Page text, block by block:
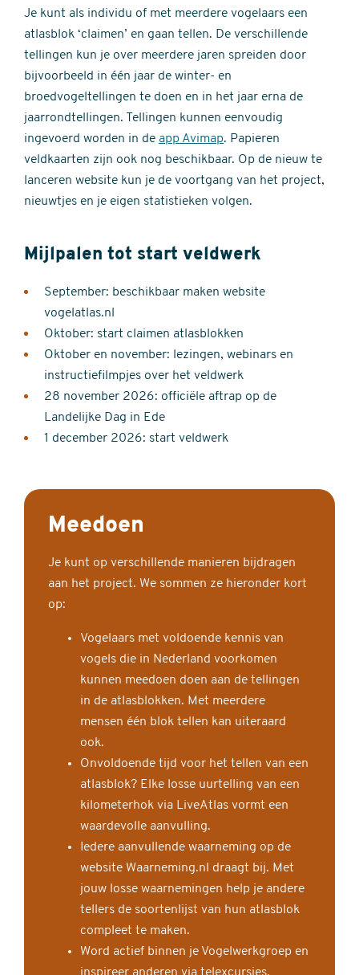
Je kunt als individu of met meerdere vogelaars een
atlasblok ‘claimen’ en gaan tellen. De verschillende
tellingen kun je over meerdere jaren spreiden door
bijvoorbeeld in één jaar de winter- en
broedvogeltellingen te doen en in het jaar erna de
jaarrondtellingen. Tellingen kunnen eenvoudig
ingevoerd worden in de app Avimap. Papieren
veldkaarten zijn ook nog beschikbaar. Op de nieuw te
lanceren website kun je de voortgang van het project,
nieuwtjes en je eigen statistieken volgen.
Mijlpalen tot start veldwerk
September: beschikbaar maken website
vogelatlas.nl
Oktober: start claimen atlasblokken
Oktober en november: lezingen, webinars en
instructiefilmpjes over het veldwerk
28 november 2026: officiële aftrap op de
Landelijke Dag in Ede
1 december 2026: start veldwerk
Meedoen
Je kunt op verschillende manieren bijdragen
aan het project. We sommen ze hieronder kort
op:
Vogelaars met voldoende kennis van
vogels die in Nederland voorkomen
kunnen meedoen doen aan de tellingen
in de atlasblokken. Met meerdere
mensen één blok tellen kan uiteraard
ook.
Onvoldoende tijd voor het tellen van een
atlasblok? Elke losse uurtelling van een
kilometerhok via LiveAtlas vormt een
waardevolle aanvulling.
Iedere aanvullende waarneming op de
website Waarneming.nl draagt bij. Met
jouw losse waarnemingen help je andere
tellers de soortenlijst van hun atlasblok
compleet te maken.
Word actief binnen je Vogelwerkgroep en